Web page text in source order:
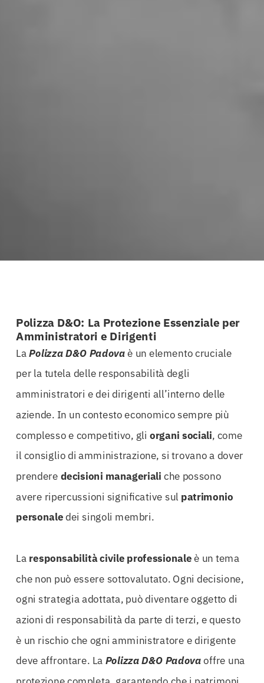
Polizza D&O: La Protezione Essenziale per
Amministratori e Dirigenti
LaPolizza D&O Padovaè un elemento cruciale
per la tutela delle responsabilità degli
amministratori e dei dirigenti all’interno delle
aziende. In un contesto economico sempre più
complesso e competitivo, gli organi sociali, come
il consiglio di amministrazione, si trovano a dover
prendere decisioni manageriali che possono
avere ripercussioni significative sul patrimonio
personaledei singoli membri.
La responsabilità civile professionaleè un tema
che non può essere sottovalutato. Ogni decisione,
ogni strategia adottata, può diventare oggetto di
azioni di responsabilità da parte di terzi, e questo
è un rischio che ogni amministratore e dirigente
deve affrontare. La Polizza D&O Padovaoffre una